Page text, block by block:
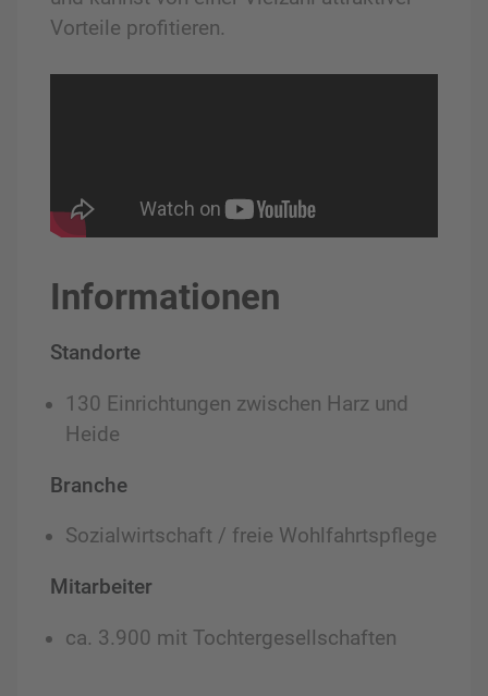
Vorteile profitieren.
Informationen
Standorte
130 Einrichtungen zwischen Harz und
Heide
Branche
Sozialwirtschaft / freie Wohlfahrtspflege
Mitarbeiter
ca. 3.900 mit Tochtergesellschaften